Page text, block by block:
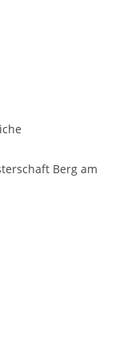
Berg am